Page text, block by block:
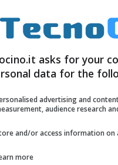
nerd ma non
spaventano? Allora
e chevi faranno
e al tempo stesso
asks for your
data for the
advertising and
audience research
and/or access information on
more